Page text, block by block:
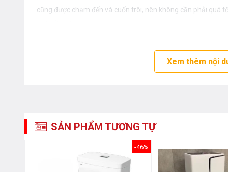
cũng được chạm đến và cuốn trôi, nên không cần phải quá
bồn cầu mang hệ thống xả thẳng. Ở hệ thống xả xoáy, tiếng
trong 1 lần xả, nên lượng nước dùng cho bồn cầu sẽ được
Xem thêm nội
SẢN PHẨM TƯƠNG TỰ
-46%